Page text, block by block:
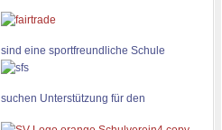
sind eine sportfreundliche Schule
suchen Unterstützung für den